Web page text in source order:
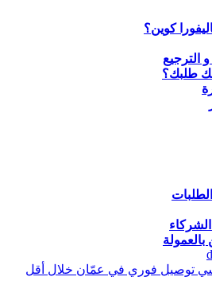
كوين؟
الترجيع
طلبك؟
بالعمولة
توصيل فوري في عمّان خلال أقل